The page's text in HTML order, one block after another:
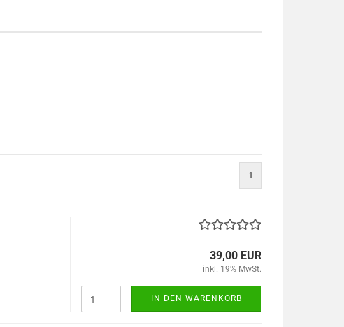
1
39,00 EUR
inkl. 19% MwSt.
IN DEN WARENKORB